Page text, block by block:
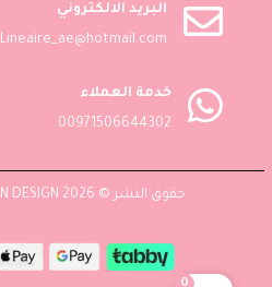

البريد الالكتروني
Lineaire_ae@hotmail.com

خدمة العملاء
00971506644302
حقوق النشر © 2026 DELICATESSE FASHION DESIGN
0